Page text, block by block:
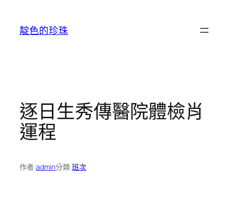
靛色的珍珠
逐日生秀傳醫院體檢肖
運程
作者:admin分類:班次